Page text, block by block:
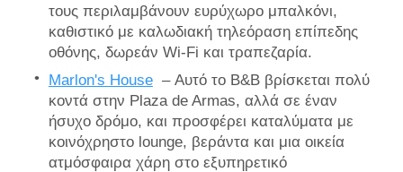
τους περιλαμβάνουν ευρύχωρο μπαλκόνι,
καθιστικό με καλωδιακή τηλεόραση επίπεδης
οθόνης, δωρεάν Wi-Fi και τραπεζαρία.
Marlon's House– Αυτό το B&B βρίσκεται πολύ
κοντά στην Plaza de Armas, αλλά σε έναν
ήσυχο δρόμο, και προσφέρει καταλύματα με
κοινόχρηστο lounge, βεράντα και μια οικεία
ατμόσφαιρα χάρη στο εξυπηρετικό